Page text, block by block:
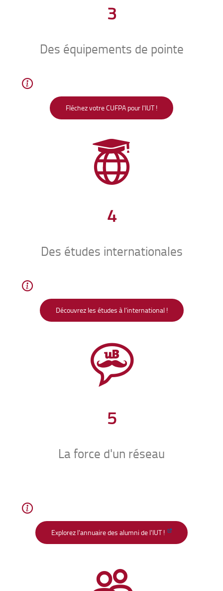
3
Des équipements de pointe
Fléchez votre CUFPA pour l'IUT !
4
Des études internationales
Découvrez les études à l'international !
5
La force d'un réseau
Explorez l'annuaire des alumni de l'IUT !